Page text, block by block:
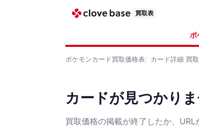
買取表
ポ
ポケモンカード買取価格表 カード詳細 買
カードが見つかり
買取価格の掲載が終了したか、URL